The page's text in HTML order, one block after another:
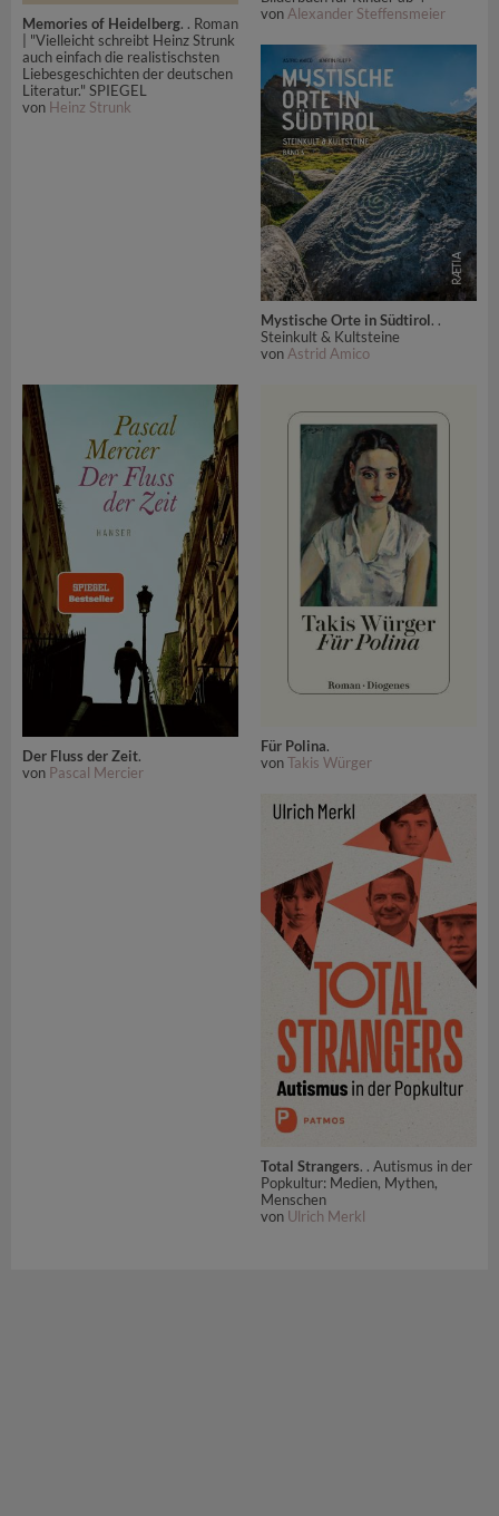
Memories of Heidelberg. . Roman
| "Vielleicht schreibt Heinz Strunk
auch einfach die realistischsten
Liebesgeschichten der deutschen
Literatur." SPIEGEL
von Heinz Strunk
von Alexander Steffensmeier
Mystische Orte in Südtirol. .
Steinkult & Kultsteine
vonAstrid Amico
Der Fluss der Zeit.
von Pascal Mercier
Für Polina.
vonTakis Würger
Total Strangers. . Autismus in der
Popkultur: Medien, Mythen,
Menschen
von Ulrich Merkl